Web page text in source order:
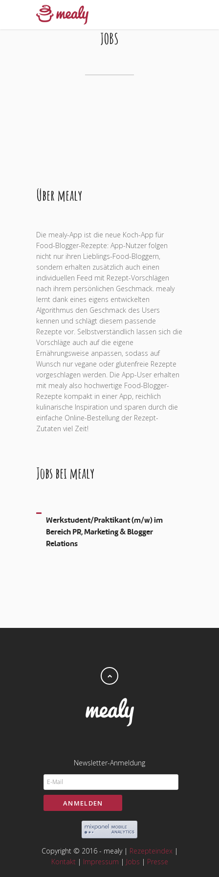
JOBS
Über mealy
Die mealy-App ist die neue Koch-App für
Food-Blogger-Rezepte: App-Nutzer folgen
nicht nur ihren Lieblings-Food-Bloggern,
sondern erhalten zusätzlich auch einen
individuellen Feed mit Rezept-Vorschlägen
nach ihrem persönlichen Geschmack. mealy
lernt dank eines eigens entwickelten
Algorithmus den Geschmack des Users
kennen und schlägt diesem passende
Rezepte vor. Selbstverständlich lassen sich die
Vorschläge auch auf die eigene
Ernährungsweise anpassen, sodass auf
Wunsch nur vegane oder glutenfreie Rezepte
vorgeschlagen werden. Die App-User erhalten
mit mealy also hochwertige Food-Blogger-
Rezepte kompakt in einer App, reichlich
kulinarische Inspiration und sparen durch die
einfache Online-Bestellung der Rezept-
Zutaten viel Zeit!
Jobs bei mealy
Werkstudent/Praktikant (m/w) im
Bereich PR, Marketing & Blogger
Relations
Newsletter-Anmeldung
Copyright © 2016 - mealy | Rezepteindex|
Kontakt | Impressum | Jobs | Presse